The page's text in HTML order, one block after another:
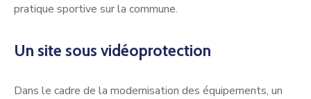
pratique sportive sur la commune.
Un site sous vidéoprotection
Dans le cadre de la modernisation des équipements, un